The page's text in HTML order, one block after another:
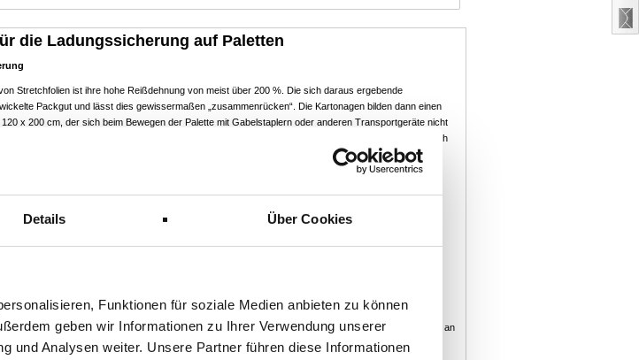
Details Über Cookies
Funktionen für soziale Medien anbieten zu können
geben wir Informationen zu Ihrer Verwendung unserer
und Analysen weiter. Unsere Partner führen diese Informationen
die Ladungssicherung auf Paletten
Stretchfolien ist ihre hohe Reißdehnung von meist über 200 %. Die sich daraus ergebende
Packgut und lässt dies gewissermaßen „zusammenrücken“. Die Kartonagen bilden dann einen
x 200 cm, der sich beim Bewegen der Palette mit Gabelstaplern oder anderen Transportgeräte nicht
gegen Verstauben und andere Verschmutzungen geschützt. Auch die Beraubung wird erheblich
Qualitäts und sind günstig zu kaufen.
den Inhalt und Markierungen der Packstücke vollständig. Neben schwarz bieten wir eine Auswahl an
blau und Strechfolie rot sind mögliche Farben.